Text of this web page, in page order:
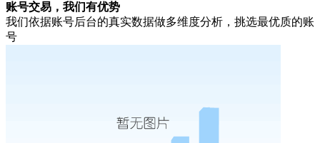
账号交易，我们有优势
我们依据账号后台的真实数据做多维度分析，挑选最优质的账
号